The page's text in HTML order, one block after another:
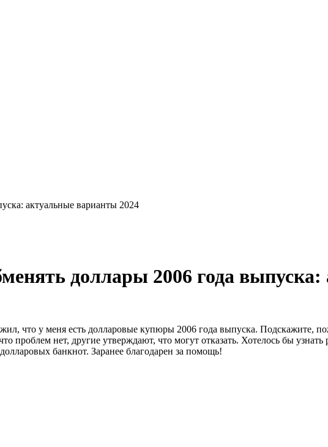
актуальные варианты 2024
доллары 2006 года выпуска:
что у меня есть долларовые купюры 2006 года выпуска. Подскажите,
проблем нет, другие утверждают, что могут отказать. Хотелось бы
банкнот. Заранее благодарен за помощь!